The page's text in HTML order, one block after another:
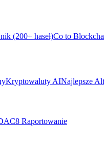
(200+ haseł)Co to
Kryptowaluty AINajlepsze
Raportowanie